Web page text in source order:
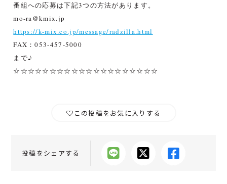
番組への応募は下記3つの方法があります。
mo-ra@kmix.jp
https://k-mix.co.jp/message/radzilla.html
FAX：053-457-5000
まで♪
☆☆☆☆☆☆☆☆☆☆☆☆☆☆☆☆☆☆☆☆
この投稿をお気に入りする
投稿をシェアする